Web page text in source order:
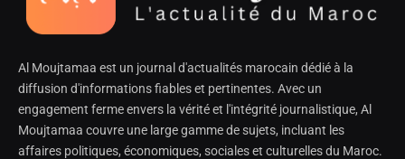
Al Moujtamaa est un journal d'actualités marocain dédié à la
diffusion d'informations fiables et pertinentes. Avec un
engagement ferme envers la vérité et l'intégrité journalistique, Al
Moujtamaa couvre une large gamme de sujets, incluant les
affaires politiques, économiques, sociales et culturelles du Maroc.